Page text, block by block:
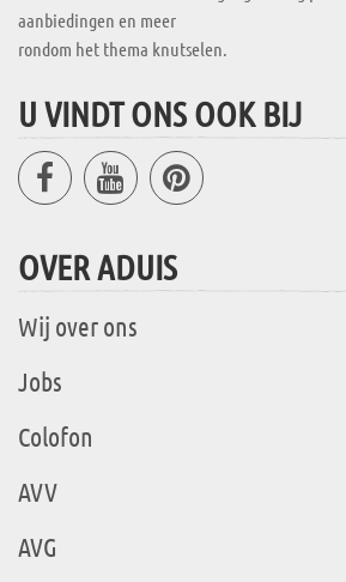
aanbiedingen en meer
rondom het thema knutselen.
U VINDT ONS OOK BIJ
OVER ADUIS
Wij over ons
Jobs
Colofon
AVV
AVG